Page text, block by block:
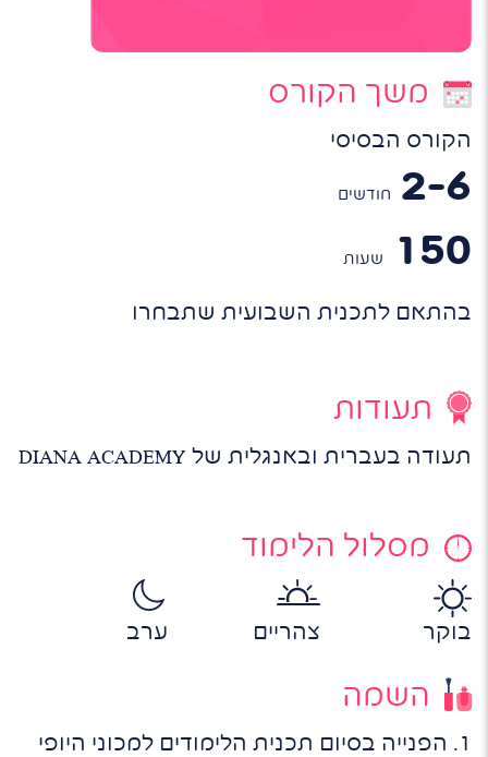
משך הקורס
הקורס הבסיסי
2-6 חודשים
150 שעות
בהתאם לתכנית השבועית שתבחרו
תעודות
תעודה בעברית ובאנגלית של DIANA ACADEMY
מסלול הלימוד
בוקר צהריים ערב
השמה
1. הפנייה בסיום תכנית הלימודים למכוני היופי